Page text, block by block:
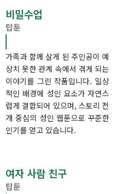
비밀수업
탑툰
가족과 함께 살게 된 주인공이 예
상치 못한 관계 속에서 겪게 되는
이야기를 그린 작품입니다. 일상
적인 배경에 성인 요소가 자연스
럽게 결합되어 있으며, 스토리 전
개 중심의 성인 웹툰으로 꾸준한
인기를 얻고 있습니다.
여자 사람 친구
탑툰